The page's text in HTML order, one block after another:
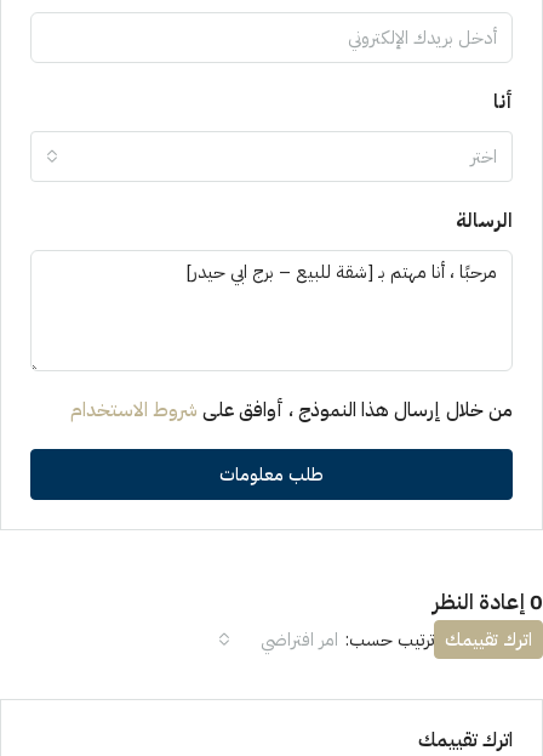
أنا
اختر
الرسالة
من خلال إرسال هذا النموذج ، أوافق على شروط الاستخدام
طلب معلومات
0 إعادة النظر
ترتيب حسب: امر افتراضي اترك تقييمك
اترك تقييمك